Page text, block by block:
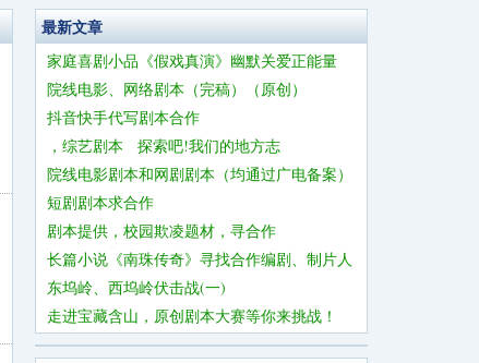
最新文章
家庭喜剧小品《假戏真演》幽默关爱正能量
院线电影、网络剧本（完稿）（原创）
抖音快手代写剧本合作
，综艺剧本 探索吧!我们的地方志
院线电影剧本和网剧剧本（均通过广电备案）
短剧剧本求合作
剧本提供，校园欺凌题材，寻合作
长篇小说《南珠传奇》寻找合作编剧、制片人
东坞岭、西坞岭伏击战(一)
走进宝藏含山，原创剧本大赛等你来挑战！